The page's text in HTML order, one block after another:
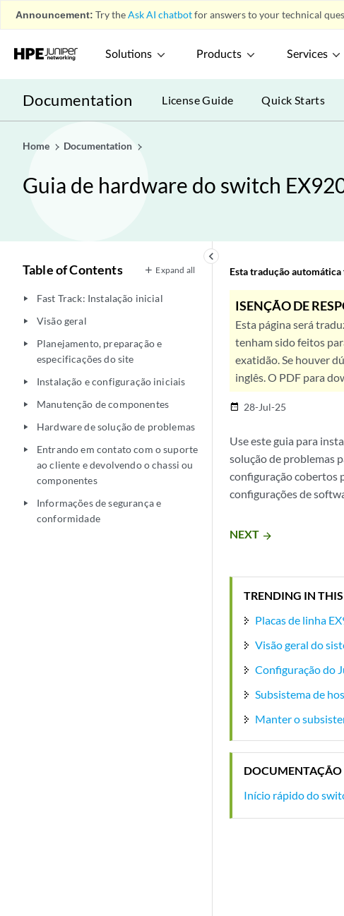
Announcement: Try theAsk AI chatbotfor answers to your technical
Solutions Products Services
Documentation License Guide Quick Starts
Home Documentation
Guia de hardware do switch
keyboard_arrow_left
Table of Contents Expand all
play_arrow Fast Track: Instalação inicial
play_arrow Visão geral
play_arrow
Planejamento, preparação e
especificações do site
play_arrow Instalação e configuração iniciais
play_arrow Manutenção de componentes
play_arrow Hardware de solução de problemas
play_arrow
Entrando em contato com o suporte
ao cliente e devolvendo o chassi ou
componentes
play_arrow
Informações de segurança e
conformidade
Esta tradução
ISENÇÃO DE
Esta página será
tenham sido feitos
exatidão. Se houver
inglês. O PDF para
date_range 28-Jul-25
Use este guia para
solução de problemas
configuração cobertos
configurações de
NEXT arrow_forward
TRENDING IN
Placas de linha
Visão geral do
Configuração do
Subsistema de
Manter o
Início rápido do